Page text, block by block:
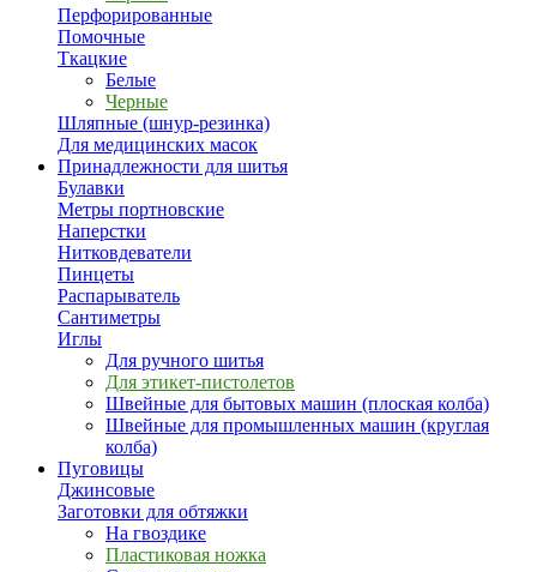
Перфорированные
Помочные
Ткацкие
Белые
Черные
Шляпные (шнур-резинка)
Для медицинских масок
Принадлежности для шитья
Булавки
Метры портновские
Наперстки
Нитковдеватели
Пинцеты
Распарыватель
Сантиметры
Иглы
Для ручного шитья
Для этикет-пистолетов
Швейные для бытовых машин (плоская колба)
Швейные для промышленных машин (круглая
колба)
Пуговицы
Джинсовые
Заготовки для обтяжки
На гвоздике
Пластиковая ножка